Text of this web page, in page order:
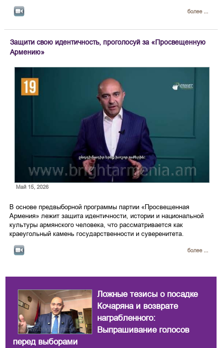
более ...
Защити свою идентичность, проголосуй за «Просвещенную
Армению»
Май 15, 2026
В основе предвыборной программы партии «Просвещенная
Армения» лежит защита идентичности, истории и национальной
культуры армянского человека, что рассматривается как
краеугольный камень государственности и суверенитета.
более ...
Ложные тезисы о посадке
Кочаряна и возврате
награбленного:
Выпрашивание голосов
перед выборами